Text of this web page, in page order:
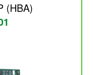
(HBA)